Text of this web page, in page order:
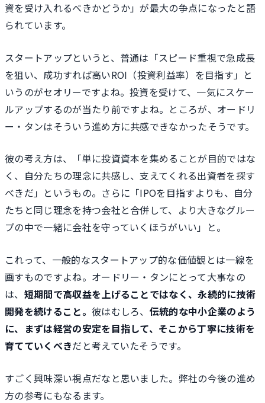
資を受け入れるべきかどうか」が最大の争点になったと語
られています。
スタートアップというと、普通は「スピード重視で急成長
を狙い、成功すれば高いROI（投資利益率）を目指す」と
いうのがセオリーですよね。投資を受けて、一気にスケー
ルアップするのが当たり前ですよね。ところが、オードリ
ー・タンはそういう進め方に共感できなかったそうです。
彼の考え方は、「単に投資資本を集めることが目的ではな
く、自分たちの理念に共感し、支えてくれる出資者を探す
べきだ」というもの。さらに「IPOを目指すよりも、自分
たちと同じ理念を持つ会社と合併して、より大きなグルー
プの中で一緒に会社を守っていくほうがいい」と。
これって、一般的なスタートアップ的な価値観とは一線を
画すものですよね。オードリー・タンにとって大事なの
は、 短期間で高収益を上げることではなく、永続的に技術
開発を続けること。 彼はむしろ、 伝統的な中小企業のよう
に、まずは経営の安定を目指して、そこから丁寧に技術を
育てていくべきだと考えていたそうです。
すごく興味深い視点だなと思いました。弊社の今後の進め
方の参考にもなるます。